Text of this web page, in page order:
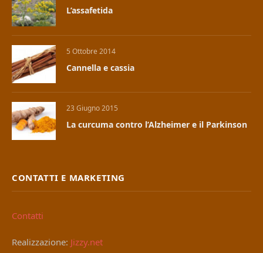
L’assafetida
5 Ottobre 2014
Cannella e cassia
23 Giugno 2015
La curcuma contro l’Alzheimer e il Parkinson
CONTATTI E MARKETING
Contatti
Realizzazione: Jizzy.net